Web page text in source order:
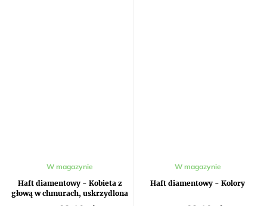
Haft diamentowy - Kobieta z
głową w chmurach, uskrzydlona
W magazynie
Haft diamentowy - Kolory
W magazynie